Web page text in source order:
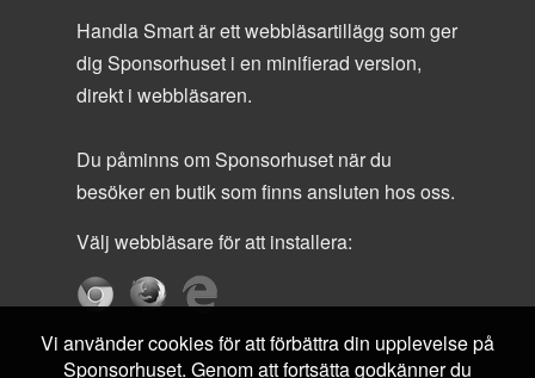
Handla Smart är ett webbläsartillägg som ger
dig Sponsorhuset i en minifierad version,
direkt i webbläsaren.
Du påminns om Sponsorhuset när du
besöker en butik som finns ansluten hos oss.
Välj webbläsare för att installera:
Vi använder cookies för att förbättra din upplevelse på
Sponsorhuset. Genom att fortsätta godkänner du